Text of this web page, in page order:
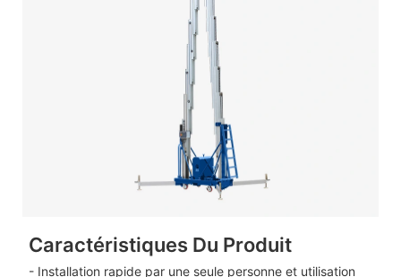
Caractéristiques Du Produit
- Installation rapide par une seule personne et utilisation